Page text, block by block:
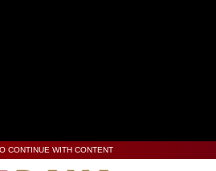
CONTINUE WITH CONTENT